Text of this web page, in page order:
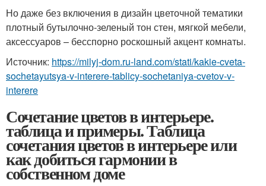
Но даже без включения в дизайн цветочной тематики
плотный бутылочно-зеленый тон стен, мягкой мебели,
аксессуаров – бесспорно роскошный акцент комнаты.
Источник: https://milyj-dom.ru-land.com/stati/kakie-cveta-
sochetayutsya-v-interere-tablicy-sochetaniya-cvetov-v-
interere
Сочетание цветов в интерьере.
таблица и примеры. Таблица
сочетания цветов в интерьере или
как добиться гармонии в
собственном доме